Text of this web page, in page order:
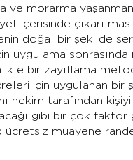
ve morarma
içerisinde
doğal bir şekilde
uygulama
bir zayıflama
için uygulanan
hekim tarafından
gibi bir çok faktör
ücretsiz muayene